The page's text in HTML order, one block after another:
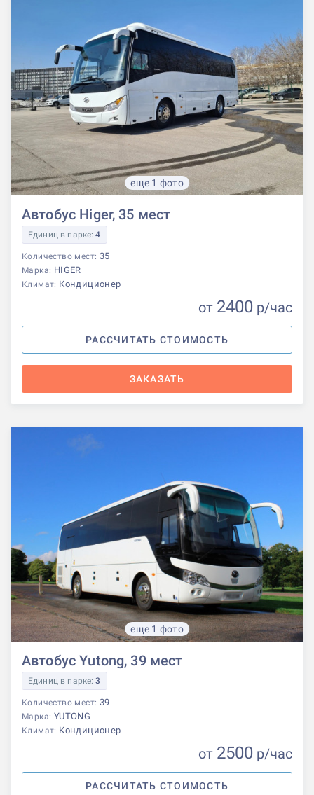
еще 1 фото
Автобус Higer, 35 мест
Единиц в парке:4
Количество мест: 35
Марка: HIGER
Климат: Кондиционер
от 2400 р/час
РАССЧИТАТЬ СТОИМОСТЬ
ЗАКАЗАТЬ
еще 1 фото
Автобус Yutong, 39 мест
Единиц в парке:3
Количество мест: 39
Марка: YUTONG
Климат: Кондиционер
от 2500 р/час
РАССЧИТАТЬ СТОИМОСТЬ